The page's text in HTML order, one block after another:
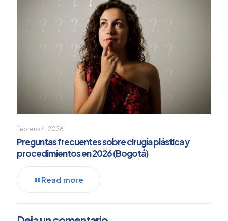
febrero 4, 2026
Preguntas frecuentes sobre cirugía plástica y
procedimientos en 2026 (Bogotá)
Read more